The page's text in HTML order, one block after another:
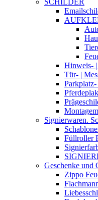
SCHILDER
Hinweis-
Tür- |
Signierwaren.
Füllroller
Geschenke und
Zippo